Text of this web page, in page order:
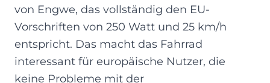
von Engwe, das vollständig den EU-
Vorschriften von 250 Watt und 25 km/h
entspricht. Das macht das Fahrrad
interessant für europäische Nutzer, die
keine Probleme mit der